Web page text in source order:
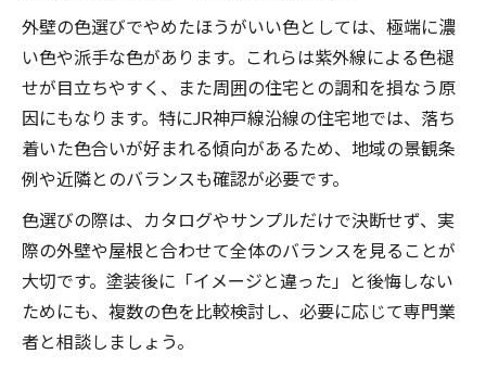
外壁の色選びでやめたほうがいい色としては、極端に濃
い色や派手な色があります。これらは紫外線による色褪
せが目立ちやすく、また周囲の住宅との調和を損なう原
因にもなります。特にJR神戸線沿線の住宅地では、落ち
着いた色合いが好まれる傾向があるため、地域の景観条
例や近隣とのバランスも確認が必要です。
色選びの際は、カタログやサンプルだけで決断せず、実
際の外壁や屋根と合わせて全体のバランスを見ることが
大切です。塗装後に「イメージと違った」と後悔しない
ためにも、複数の色を比較検討し、必要に応じて専門業
者と相談しましょう。